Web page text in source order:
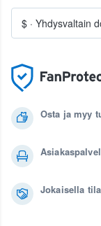
Osta ja myy
Jokaisella
$ · Yhdysvaltain